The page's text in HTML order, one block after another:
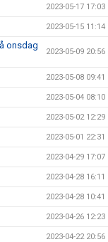
2023-05-17 17:03
2023-05-15 11:14
onsdag
2023-05-09 20:56
2023-05-08 09:41
2023-05-04 08:10
2023-05-02 12:29
2023-05-01 22:31
2023-04-29 17:07
2023-04-28 16:11
2023-04-28 10:41
2023-04-26 12:23
2023-04-22 20:56